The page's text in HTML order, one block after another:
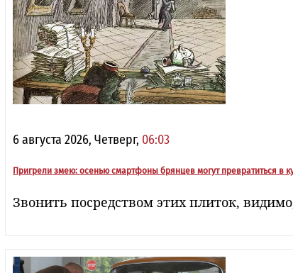
6 августа 2026, Четверг, 06:03
Пригрели змею: осенью смартфоны брянцев могут превратиться в
Звонить посредством этих плиток,